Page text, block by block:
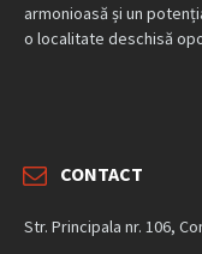
armonioasă și un
o localitate deschisă
CONTACT
Str. Principala nr. 106,